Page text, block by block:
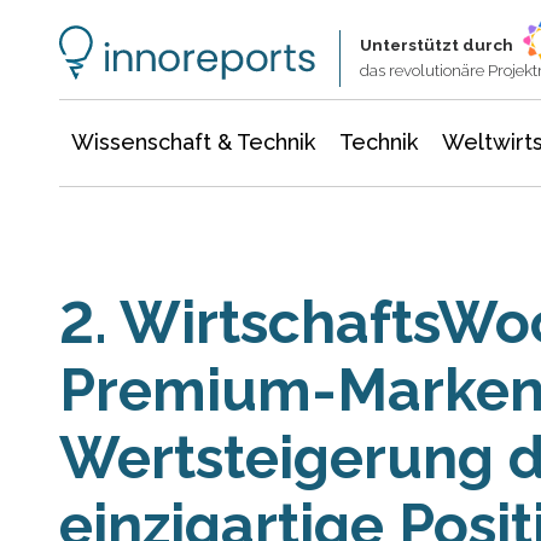
Unterstützt durch
das revolutionäre
Wissenschaft & Technik Technik
2.
Premium-
Wertsteigerung
einzigartige